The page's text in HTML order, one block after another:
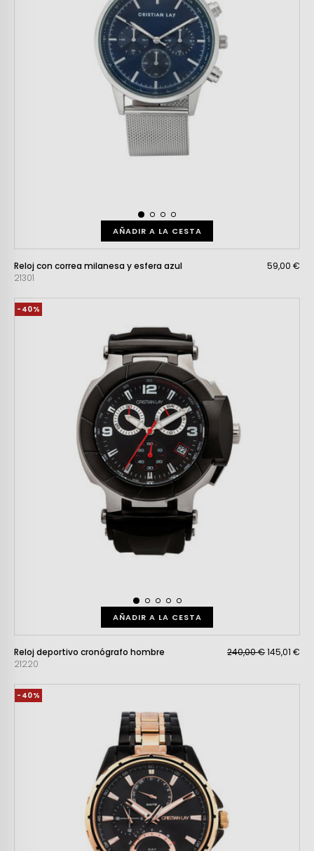
AÑADIR A LA CESTA
Reloj con correa milanesa y esfera azul
21301
59,00 €
-40%
AÑADIR A LA CESTA
Reloj deportivo cronógrafo hombre
21220
240,00 €145,01 €
-40%